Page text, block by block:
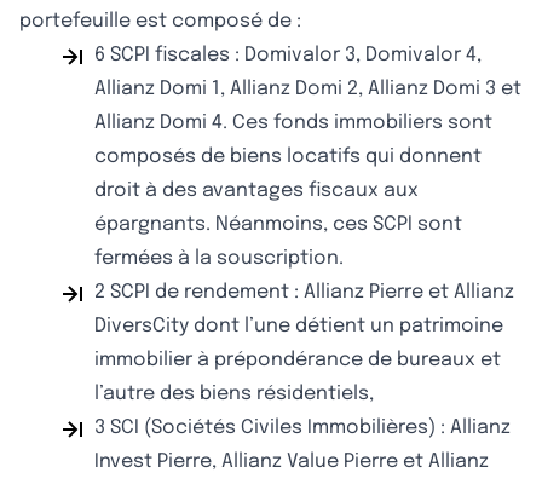
portefeuille est composé de :
6 SCPI fiscales : Domivalor 3, Domivalor 4,
Allianz Domi 1, Allianz Domi 2, Allianz Domi 3 et
Allianz Domi 4. Ces fonds immobiliers sont
composés de biens locatifs qui donnent
droit à des avantages fiscaux aux
épargnants. Néanmoins, ces SCPI sont
fermées à la souscription.
2 SCPI de rendement : Allianz Pierre et Allianz
DiversCity dont l’une détient un patrimoine
immobilier à prépondérance de bureaux et
l’autre des biens résidentiels,
3 SCI (Sociétés Civiles Immobilières) : Allianz
Invest Pierre, Allianz Value Pierre et Allianz